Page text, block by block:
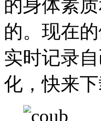
的身体素
的。现在
实时记录
化，快来